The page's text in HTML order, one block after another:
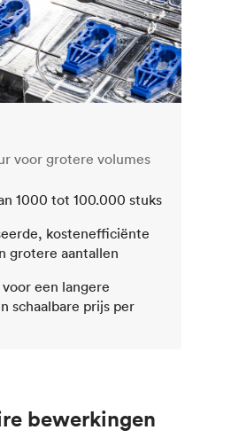
voor grotere volumes
1000 tot 100.000 stuks
kostenefficiënte
grotere aantallen
een langere
schaalbare prijs per
bewerkingen